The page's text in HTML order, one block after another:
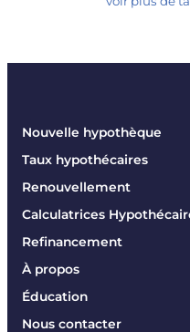
Nouvelle hypothèque
Taux hypothécaires
Renouvellement
Calculatrices
Refinancement
À propos
Éducation
Nous contacter